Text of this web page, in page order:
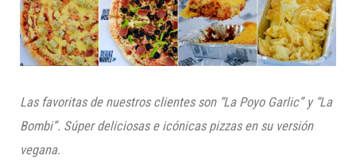
Las favoritas de nuestros clientes son “La Poyo Garlic”y “La
Bombi”. Súper deliciosas e icónicas pizzas en su versión
vegana.